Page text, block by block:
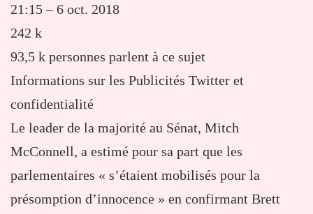
21:15 – 6 oct. 2018
242 k
93,5 k personnes parlent à ce sujet
Informations sur les Publicités Twitter et
confidentialité
Le leader de la majorité au Sénat, Mitch
McConnell, a estimé pour sa part que les
parlementaires « s’étaient mobilisés pour la
présomption d’innocence » en confirmant Brett